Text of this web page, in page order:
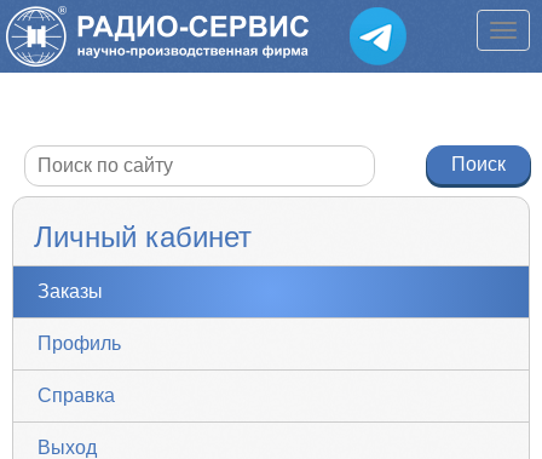
Личный кабинет
Заказы
Профиль
Справка
Выход